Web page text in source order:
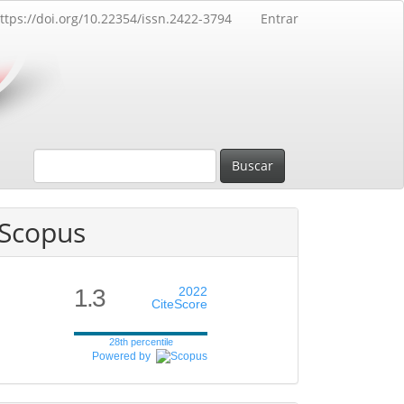
doi.org/10.22354/issn.2422-3794 Entrar
Buscar
1.3
2022
CiteScore
28th percentile
Powered by